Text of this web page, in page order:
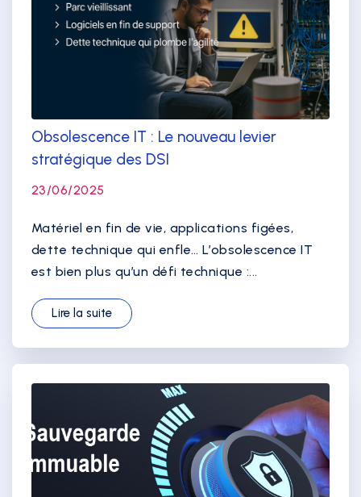
Obsolescence IT : Le nouveau levier
stratégique des DSI
23/06/2025
Matériel en fin de vie, applications figées,
dette technique qui enfle… L’obsolescence IT
est bien plus qu’un défi technique :...
Lire la suite